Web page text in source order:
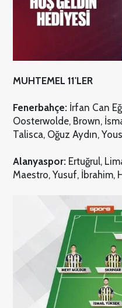
MUHTEMEL 11'LER
Fenerbahçe:İrfan Can
Oosterwolde, Brown,
Talisca, Oğuz Aydın,
Alanyaspor:Ertuğrul,
Maestro, Yusuf, İbrahim,